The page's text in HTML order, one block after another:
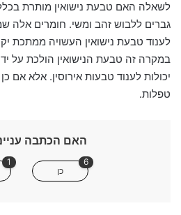
לשאלה האם טבעת נישואין מותרת
גברים ללבוש זהב ומשי. חומרים אלה
לענוד טבעת נישואין העשויה ממתכת
במקרה זה טבעת הנישואין הולכת על יד
יכולות לענוד טבעות אירוסין. אלא אם
טפלות.
האם הכתבה
כן
6
1